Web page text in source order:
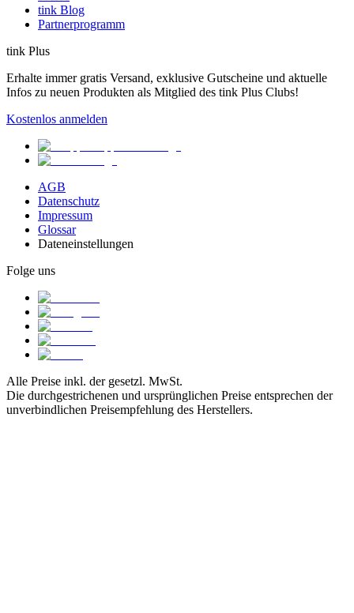
tink Blog
Partnerprogramm
tink Plus
Erhalte immer gratis Versand, exklusive Gutscheine und aktuelle
Infos zu neuen Produkten als Mitglied des tink Plus Clubs!
Kostenlos anmelden
AGB
Datenschutz
Impressum
Glossar
Dateneinstellungen
Folge uns
Alle Preise inkl. der gesetzl. MwSt.
Die durchgestrichenen und ursprünglichen Preise entsprechen der
unverbindlichen Preisempfehlung des Herstellers.